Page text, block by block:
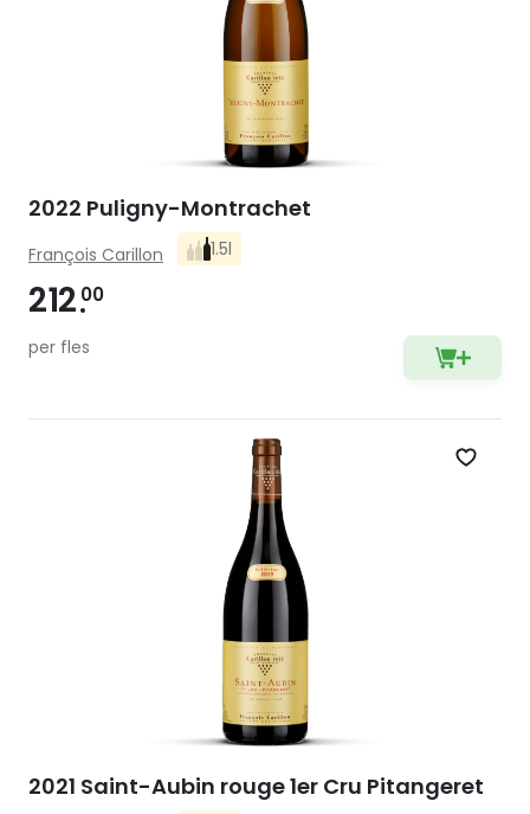
2022 Puligny-Montrachet
François Carillon 1.5l
212 00
per fles
Zet
2021 Saint-Aubin rouge 1er Cru Pitangeret